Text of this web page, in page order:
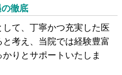
徹底
て、丁寧かつ充実した医
考え、当院では経験豊富
りとサポートいたしま